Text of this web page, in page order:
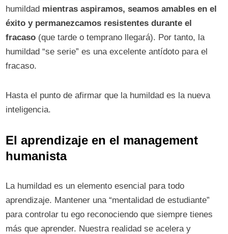
humildad mientras aspiramos, seamos amables en el
éxito y permanezcamos resistentes durante el
fracaso (que tarde o temprano llegará). Por tanto, la
humildad “se serie” es una excelente antídoto para el
fracaso.
Hasta el punto de afirmar que la humildad es la nueva
inteligencia.
El aprendizaje en el management
humanista
La humildad es un elemento esencial para todo
aprendizaje. Mantener una “mentalidad de estudiante”
para controlar tu ego reconociendo que siempre tienes
más que aprender. Nuestra realidad se acelera y